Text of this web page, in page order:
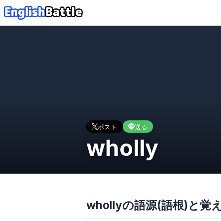
ポスト 送る
wholly
whollyの語源(語根)と覚